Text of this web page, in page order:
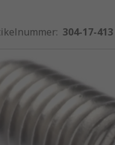
: 304-17-413